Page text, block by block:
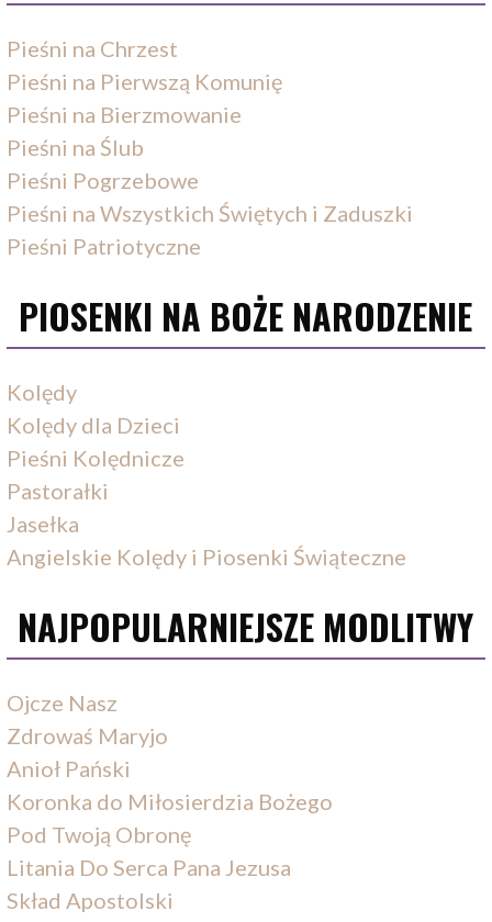
Pieśni na Chrzest
Pieśni na Pierwszą Komunię
Pieśni na Bierzmowanie
Pieśni na Ślub
Pieśni Pogrzebowe
Pieśni na Wszystkich Świętych i Zaduszki
Pieśni Patriotyczne
PIOSENKI NA BOŻE NARODZENIE
Kolędy
Kolędy dla Dzieci
Pieśni Kolędnicze
Pastorałki
Jasełka
Angielskie Kolędy i Piosenki Świąteczne
NAJPOPULARNIEJSZE MODLITWY
Ojcze Nasz
Zdrowaś Maryjo
Anioł Pański
Koronka do Miłosierdzia Bożego
Pod Twoją Obronę
Litania Do Serca Pana Jezusa
Skład Apostolski